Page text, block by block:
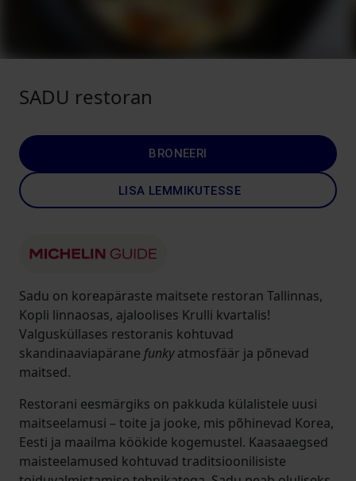
SADU restoran
BRONEERI
LISA LEMMIKUTESSE
Sadu on koreapäraste maitsete restoran Tallinnas,
Kopli linnaosas, ajaloolises Krulli kvartalis!
Valgusküllases restoranis kohtuvad
skandinaaviapärane funkyatmosfäär ja põnevad
maitsed.
Restorani eesmärgiks on pakkuda külalistele uusi
maitseelamusi – toite ja jooke, mis põhinevad Korea,
Eesti ja maailma köökide kogemustel. Kaasaaegsed
maisteelamused kohtuvad traditsioonilisiste